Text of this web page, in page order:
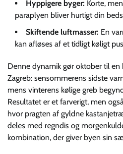
Hyppigere byger: Korte,
paraplyen bliver hurtigt din
Skiftende luftmasser: En
kan afløses af et tidligt køligt
Denne dynamik gør oktober til en
Zagreb: sensommerens sidste
mens vinterens kølige greb
Resultatet er et farverigt, men
hvor pragten af gyldne
deles med regndis og
kombination, der giver byen sin